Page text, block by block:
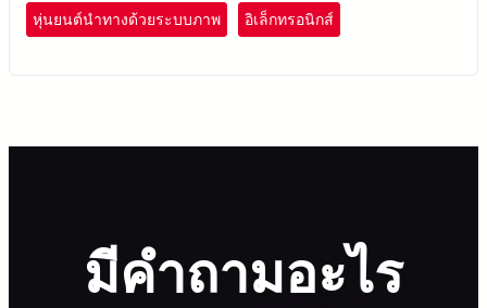
หุ่นยนต์นำทางด้วยระบบภาพ อิเล็กทรอนิกส์
มีคำถามอะไร